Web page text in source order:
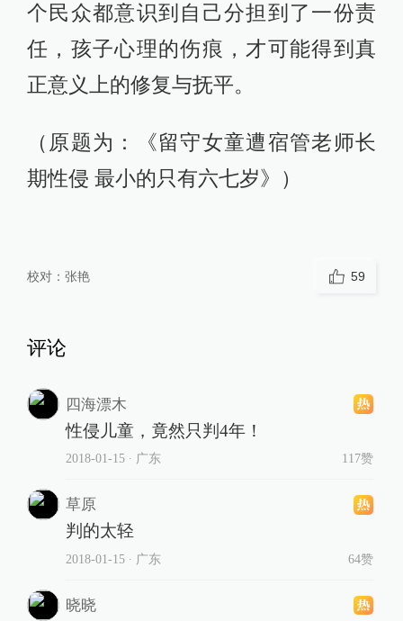
个民众都意识到自己分担到了一份责
任，孩子心理的伤痕，才可能得到真
正意义上的修复与抚平。
（原题为：《留守女童遭宿管老师长
期性侵 最小的只有六七岁》）
校对： 张艳 59
评论
四海漂木
性侵儿童，竟然只判4年！
2018-01-15∙ 广东 117赞
草原
判的太轻
2018-01-15∙ 广东 64赞
晓晓